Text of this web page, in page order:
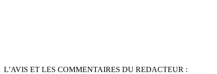
L’AVIS ET LES COMMENTAIRES DU REDACTEUR :